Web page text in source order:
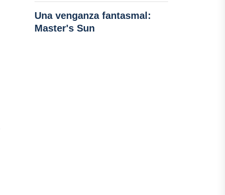
Una venganza fantasmal:
Master's Sun